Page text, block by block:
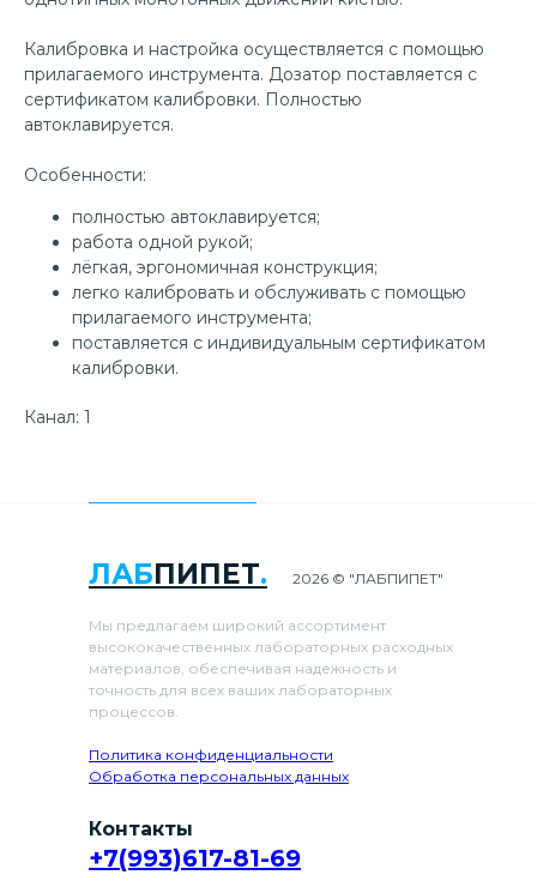
Калибровка и настройка осуществляется с помощью
прилагаемого инструмента. Дозатор поставляется с
сертификатом калибровки. Полностью
автоклавируется.
Особенности:
полностью автоклавируется;
работа одной рукой;
лёгкая, эргономичная конструкция;
легко калибровать и обслуживать с помощью
прилагаемого инструмента;
поставляется с индивидуальным сертификатом
калибровки.
Канал: 1
ЛАБПИПЕТ.
Мы предлагаем широкий ассортимент
высококачественных лабораторных расходных
материалов, обеспечивая надежность и
точность для всех ваших лабораторных
процессов.
Политика конфиденциальности
Обработка персональных данных
2026 © "ЛАБПИПЕТ"
Контакты
+7(993)617-81-69